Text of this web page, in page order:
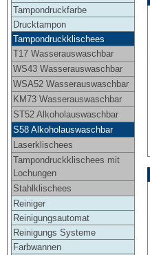
Tampondruckfarbe
Drucktampon
Tampondruckklischees
T17 Wasserauswaschbar
WS43 Wasserauswaschbar
WSA52 Wasserauswaschbar
KM73 Wasserauswaschbar
ST52 Alkoholauswaschbar
S58 Alkoholauswaschbar
Laserklischees
Tampondruckklischees mit
Lochungen
Stahlklischees
Reiniger
Reinigungsautomat
Reinigungs Systeme
Farbwannen